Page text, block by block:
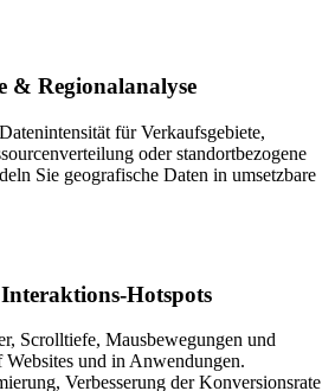
& Regionalanalyse
für Verkaufsgebiete,
oder standortbezogene
Sie geografische Daten in umsetzbare
Hotspots
Scrolltiefe, Mausbewegungen und
und in Anwendungen.
Verbesserung der Konversionsrate